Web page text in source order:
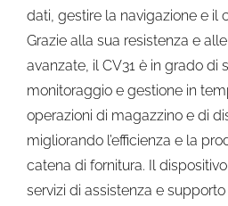
dati, gestire la navigazione e il
Grazie alla sua resistenza e
avanzate, il CV31 è in grado di
monitoraggio e gestione in
operazioni di magazzino e di
migliorando l’efficienza e la
catena di fornitura. Il
servizi di assistenza e